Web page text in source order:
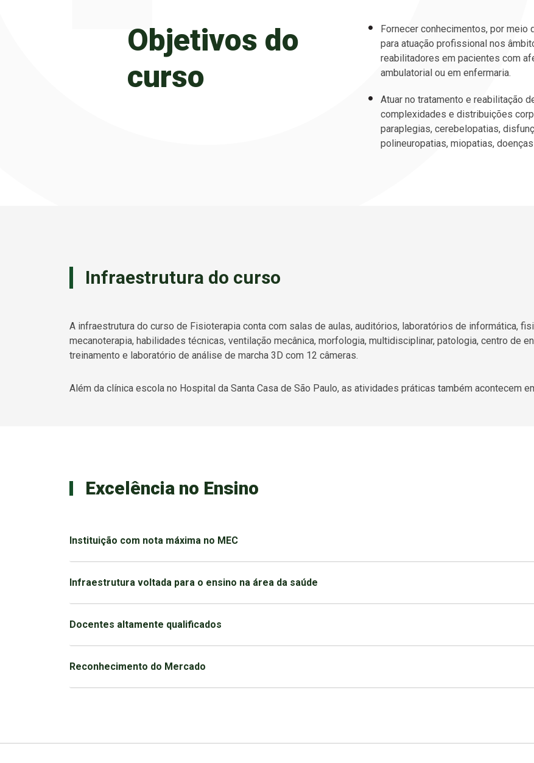
Objetivos do
curso
Fornecer conhecimentos, por meio
para atuação profissional nos
reabilitadores em pacientes com
ambulatorial ou em enfermaria.
Atuar no tratamento e reabilitação
complexidades e distribuições
paraplegias, cerebelopatias,
polineuropatias, miopatias,
Infraestrutura do curso
A infraestrutura do curso de Fisioterapia conta com salas de aulas, auditórios, laboratórios de informática,
mecanoterapia, habilidades técnicas, ventilação mecânica, morfologia, multidisciplinar, patologia, centro de
treinamento e laboratório de análise de marcha 3D com 12 câmeras.
Além da clínica escola no Hospital da Santa Casa de São Paulo, as atividades práticas também acontecem
Excelência no Ensino
Instituição com nota máxima no MEC
Infraestrutura voltada para o ensino na área da saúde
Docentes altamente qualificados
Reconhecimento do Mercado